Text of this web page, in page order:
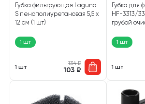
Губка фильтрующая Laguna
S пенополиуретановая 5,5 х
12 см (1 шт)
1 шт
1 шт
134₽
103 ₽
Губка для
HF-3313/
грубой
1 шт
1 шт